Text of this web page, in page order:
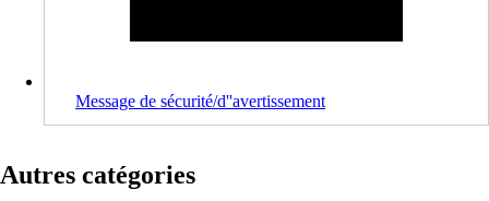
Message de sécurité/d''avertissement
Autres catégories